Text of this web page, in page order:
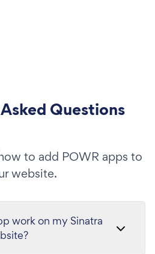
Questions
to add POWR apps to
website.
work on my Sinatra